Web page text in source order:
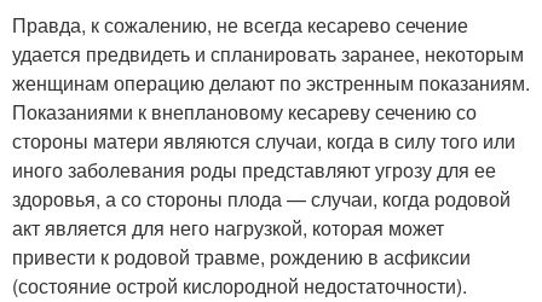
Правда, к сожалению, не всегда кесарево сечение
удается предвидеть и спланировать заранее, некоторым
женщинам операцию делают по экстренным показаниям.
Показаниями к внеплановому кесареву сечению со
стороны матери являются случаи, когда в силу того или
иного заболевания роды представляют угрозу для ее
здоровья, а со стороны плода — случаи, когда родовой
акт является для него нагрузкой, которая может
привести к родовой травме, рождению в асфиксии
(состояние острой кислородной недостаточности).